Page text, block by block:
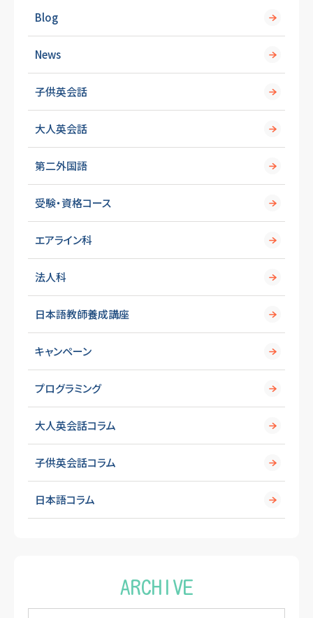
Blog
News
子供英会話
大人英会話
第二外国語
受験・資格コース
エアライン科
法人科
日本語教師養成講座
キャンペーン
プログラミング
大人英会話コラム
子供英会話コラム
日本語コラム
ARCHIVE